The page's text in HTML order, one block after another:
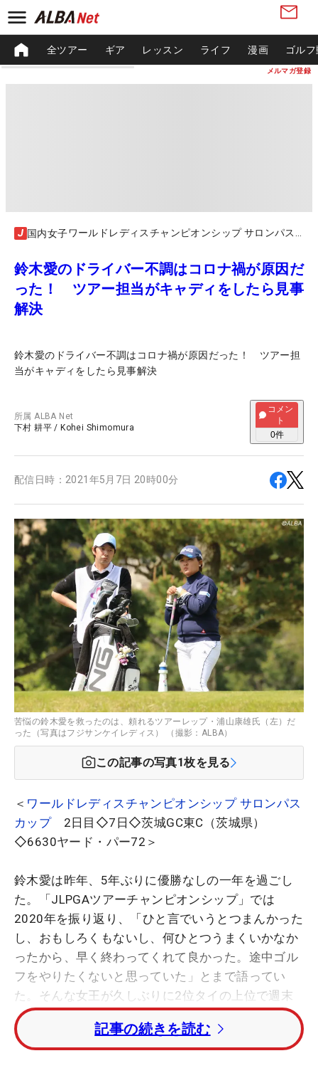
メルマガ登録
全ツアー ギア レッスン ライフ 漫画 ゴル
国内女子
鈴木愛のドライバー不調はコロナ禍が原因だ
った！ ツアー担当がキャディをしたら見事
解決
鈴木愛のドライバー不調はコロナ禍が原因だった！ ツアー担
当がキャディをしたら見事解決
所属ALBA Net
下村 耕平 / Kohei Shimomura
コメン
ト
0件
配信日時： 2021年5月7日 20時00分
苦悩の鈴木愛を救ったのは、頼れるツアーレップ・浦山康雄氏（左）だ
った（写真はフジサンケイレディス） （撮影：ALBA）
この記事の写真1枚を見る
＜ ワールドレディスチャンピオンシップ サロンパス
カップ2日目◇7日◇茨城GC東C（茨城県）
◇6630ヤード・パー72＞
鈴木愛は昨年、5年ぶりに優勝なしの一年を過ごし
た。「JLPGAツアーチャンピオンシップ」では
2020年を振り返り、「ひと言でいうとつまんかった
し、おもしろくもないし、何ひとつうまくいかなか
ったから、早く終わってくれて良かった。途中ゴル
フをやりたくないと思っていた」とまで語ってい
た。そんな女王が久しぶりに2位タイの上位で週末
を迎える。
気持ちよくドライバーを振り抜く鈴木愛【写真】
記事の続きを読む